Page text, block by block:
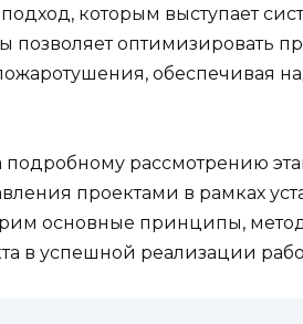
которым выступает
позволяет оптимизировать
обеспечивая
подробному рассмотрению
проектами в рамках
основные принципы,
в успешной реализации